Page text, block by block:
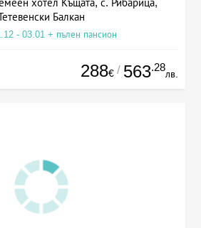
хотел Къщата, с. Рибарица,
Балкан
- 03.01 + пълен пансион
288€ / 563.28
лв.